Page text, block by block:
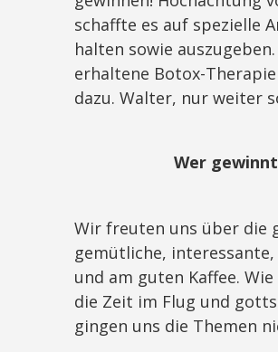
schaffte es auf spezielle
halten sowie
erhaltene Botox-
dazu. Walter, nur weiter
Wer
Wir freuten uns über die
gemütliche,
und am guten Kaffee.
die Zeit im Flug und
gingen uns die Themen